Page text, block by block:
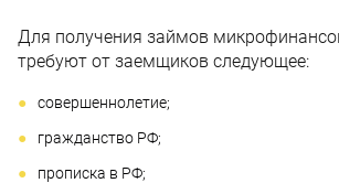
Для получения займов
требуют от заемщиков следующее:
совершеннолетие;
гражданство РФ;
прописка в РФ;